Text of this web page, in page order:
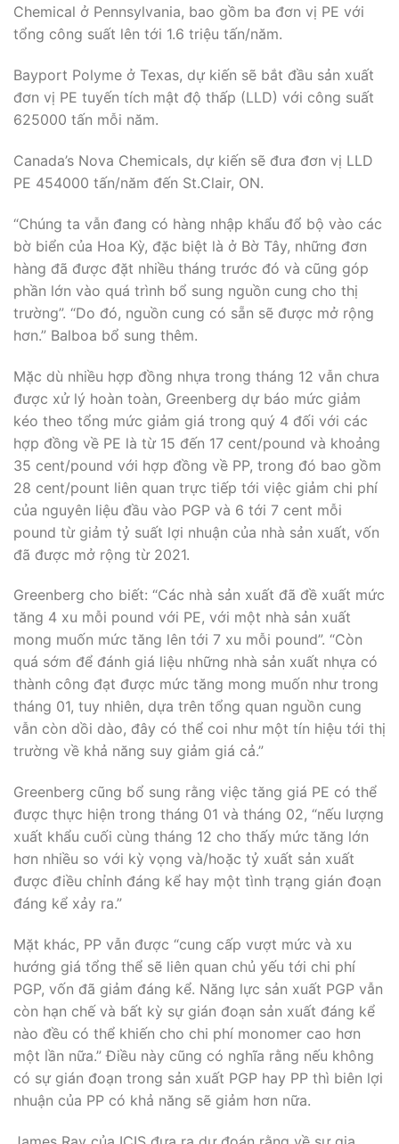
Chemical ở Pennsylvania, bao gồm ba đơn vị PE với
tổng công suất lên tới 1.6 triệu tấn/năm.
Bayport Polyme ở Texas, dự kiến sẽ bắt đầu sản xuất
đơn vị PE tuyến tích mật độ thấp (LLD) với công suất
625000 tấn mỗi năm.
Canada’s Nova Chemicals, dự kiến sẽ đưa đơn vị LLD
PE 454000 tấn/năm đến St.Clair, ON.
“Chúng ta vẫn đang có hàng nhập khẩu đổ bộ vào các
bờ biển của Hoa Kỳ, đặc biệt là ở Bờ Tây, những đơn
hàng đã được đặt nhiều tháng trước đó và cũng góp
phần lớn vào quá trình bổ sung nguồn cung cho thị
trường”. “Do đó, nguồn cung có sẵn sẽ được mở rộng
hơn.” Balboa bổ sung thêm.
Mặc dù nhiều hợp đồng nhựa trong tháng 12 vẫn chưa
được xử lý hoàn toàn, Greenberg dự báo mức giảm
kéo theo tổng mức giảm giá trong quý 4 đối với các
hợp đồng về PE là từ 15 đến 17 cent/pound và khoảng
35 cent/pound với hợp đồng về PP, trong đó bao gồm
28 cent/pount liên quan trực tiếp tới việc giảm chi phí
của nguyên liệu đầu vào PGP và 6 tới 7 cent mỗi
pound từ giảm tỷ suất lợi nhuận của nhà sản xuất, vốn
đã được mở rộng từ 2021.
Greenberg cho biết: “Các nhà sản xuất đã đề xuất mức
tăng 4 xu mỗi pound với PE, với một nhà sản xuất
mong muốn mức tăng lên tới 7 xu mỗi pound”. “Còn
quá sớm để đánh giá liệu những nhà sản xuất nhựa có
thành công đạt được mức tăng mong muốn như trong
tháng 01, tuy nhiên, dựa trên tổng quan nguồn cung
vẫn còn dồi dào, đây có thể coi như một tín hiệu tới thị
trường về khả năng suy giảm giá cả.”
Greenberg cũng bổ sung rằng việc tăng giá PE có thể
được thực hiện trong tháng 01 và tháng 02, “nếu lượng
xuất khẩu cuối cùng tháng 12 cho thấy mức tăng lớn
hơn nhiều so với kỳ vọng và/hoặc tỷ xuất sản xuất
được điều chỉnh đáng kể hay một tình trạng gián đoạn
đáng kể xảy ra.”
Mặt khác, PP vẫn được “cung cấp vượt mức và xu
hướng giá tổng thể sẽ liên quan chủ yếu tới chi phí
PGP, vốn đã giảm đáng kể. Năng lực sản xuất PGP vẫn
còn hạn chế và bất kỳ sự gián đoạn sản xuất đáng kể
nào đều có thể khiến cho chi phí monomer cao hơn
một lần nữa.” Điều này cũng có nghĩa rằng nếu không
có sự gián đoạn trong sản xuất PGP hay PP thì biên lợi
nhuận của PP có khả năng sẽ giảm hơn nữa.